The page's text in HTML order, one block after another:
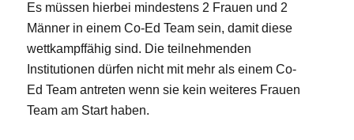
Es müssen hierbei mindestens 2 Frauen und 2
Männer in einem Co-Ed Team sein, damit diese
wettkampffähig sind. Die teilnehmenden
Institutionen dürfen nicht mit mehr als einem Co-
Ed Team antreten wenn sie kein weiteres Frauen
Team am Start haben.